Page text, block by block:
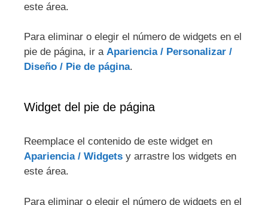
este área.
Para eliminar o elegir el número de widgets en el
pie de página, ir a Apariencia / Personalizar /
Diseño / Pie de página.
Widget del pie de página
Reemplace el contenido de este widget en
Apariencia / Widgets y arrastre los widgets en
este área.
Para eliminar o elegir el número de widgets en el